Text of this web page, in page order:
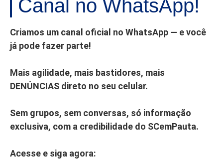
Canal no WhatsApp!
Criamos um canal oficial no WhatsApp — e você
já pode fazer parte!
Mais agilidade, mais bastidores, mais
DENÚNCIAS direto no seu celular.
Sem grupos, sem conversas, só informação
exclusiva, com a credibilidade do SCemPauta.
Acesse e siga agora: